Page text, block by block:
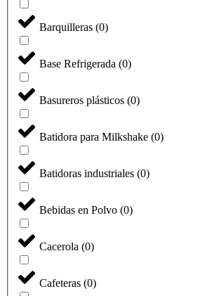
Barquilleras (0)
Base Refrigerada (0)
Basureros plásticos (0)
Batidora para Milkshake (0)
Batidoras industriales (0)
Bebidas en Polvo (0)
Cacerola (0)
Cafeteras (0)